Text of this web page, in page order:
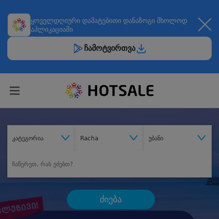
ყოველდღიური დამატებითი დანაზოგი მხოლოდ
აპლიკაციაში
ჩამოტვირთვა
კატეგორია Racha უბანი
ძიება